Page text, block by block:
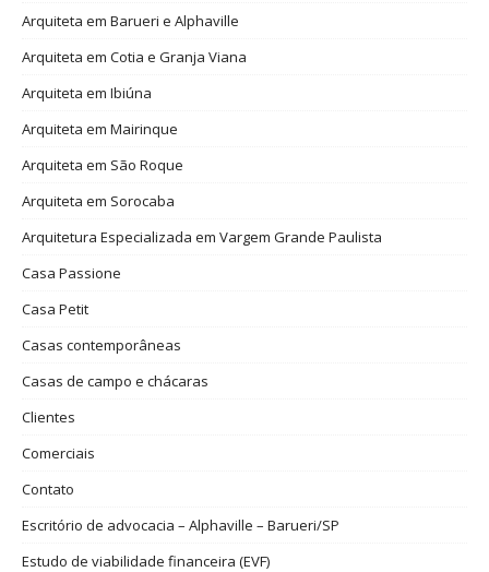
Arquiteta em Barueri e Alphaville
Arquiteta em Cotia e Granja Viana
Arquiteta em Ibiúna
Arquiteta em Mairinque
Arquiteta em São Roque
Arquiteta em Sorocaba
Arquitetura Especializada em Vargem Grande Paulista
Casa Passione
Casa Petit
Casas contemporâneas
Casas de campo e chácaras
Clientes
Comerciais
Contato
Escritório de advocacia – Alphaville – Barueri/SP
Estudo de viabilidade financeira (EVF)